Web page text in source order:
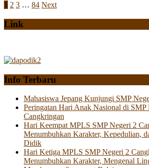
1 2 3 … 84 Next
Link
Info Terbaru
Mahasiswa Jepang Kunjungi SMP
Peringatan Hari Anak Nasional di SMP
Cangkringan
Hari Keempat MPLS SMP Negeri 2
Menumbuhkan Karakter, Kepedulian,
Didik
Hari Ketiga MPLS SMP Negeri 2
Menumbuhkan Karakter, Mengenal